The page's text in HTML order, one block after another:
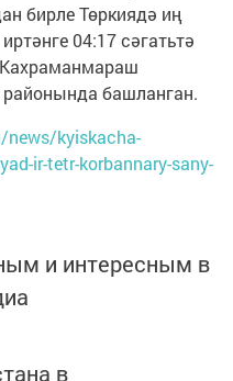
бирле Төркиядә иң
04:17 сәгатьтә
башланган.
kyiskacha-
ir-tetr-korbannary-sany-
и интересным в
в